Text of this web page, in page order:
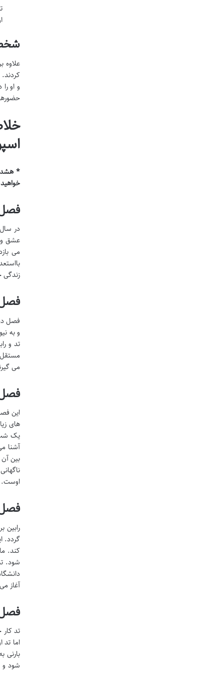
و او
فصل ۱: آغاز سفر و جرقه
عشق
می
زندگی
فصل ۲: آشتی ها و
فصل
و به
تد و
مستقل
می
فصل ۳: چتر زرد و
این
های
یک شب
آشنا
بین
اوست.
فصل ۴: عروسی نافرجام و
رابین
گردد.
کند.
شود.
آغاز
فصل ۵: تد استاد می شود و
تد
اما
بارنی
شود و